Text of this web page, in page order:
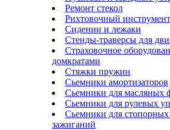
Ремонт стекол
Рихтовочный инструмент
Сидении и лежаки
Стенды-траверсы для
Страховочное
домкратами
Стяжки пружин
Сьемники амортизаторов
Сьемники для масляных
Сьемники для рулевых
Сьемники для стопорных
зажиганий